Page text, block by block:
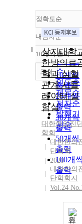
정확도순
정확도
순
인기도
순
연도순
제목순
저자순
발행기
관순
내림차순
내림차
10개씩 출력
10개씩
출력
20개씩
출력
30개씩
출력
50개씩
출력
100개
출력
조회
1
상지대학
한방의료
학과 심혈
관계 시뮬
레이터 실
험실
대한한의진
학회
대한한의
단학회
2020
대한한의
단학회지
Vol.24
원